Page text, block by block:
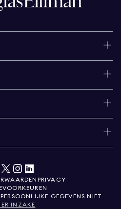
PRIVACY
GEGEVENS NIET
INZAKE